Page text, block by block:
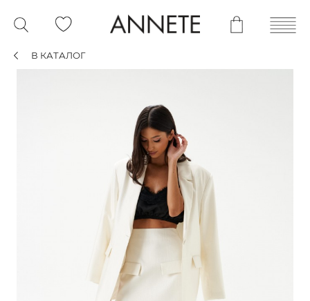
В КАТАЛОГ